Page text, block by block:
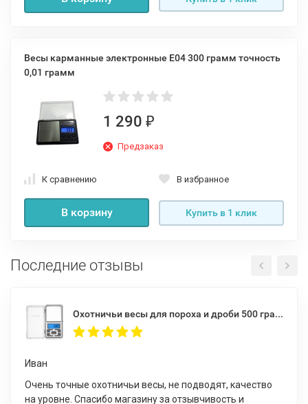
Весы карманные электронные Е04 300 грамм точность
0,01 грамм
1 290 ₽
Предзаказ
К сравнению В избранное
В корзину Купить в 1 клик
Последние отзывы
Охотничьи весы для пороха и дроби 500 грамм 0,01 гр.
Иван
Очень точные охотничьи весы, не подводят, качество
на уровне. Спасибо магазину за отзывчивость и